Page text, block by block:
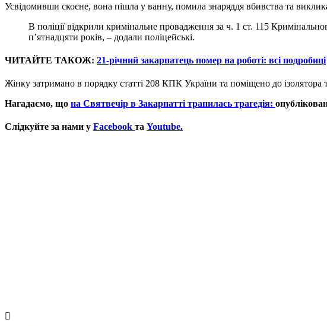
Усвідомивши скоєне, вона пішла у ванну, помила знаряддя вбивства та
В поліції відкрили кримінальне провадження за ч. 1 ст. 115
п’ятнадцяти років, – додали поліцейські.
ЧИТАЙТЕ ТАКОЖ: 21-річний закарпатець помер на роботі: всі подробиці
Жінку затримано в порядку статті 208 КПК України та поміщено до ізолятора
Нагадаємо, що на Святвечір в Закарпатті трапилась трагедія:
Слідкуйте за нами у Facebook та Youtube.